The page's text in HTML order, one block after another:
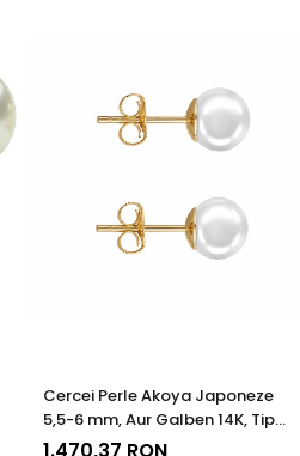
Cercei Perle Akoya Japoneze
5,5-6 mm, Aur Galben 14K, Tip
Șurub - Calitate AAA+ |
1.470,37 RON